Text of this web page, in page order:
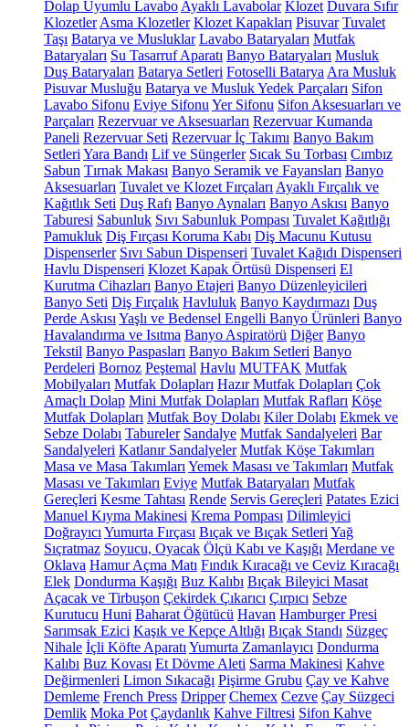
Dolap Uyumlu Lavabo Ayaklı Lavabolar Klozet Duvara Sıfır
Klozetler Asma Klozetler Klozet Kapakları Pisuvar Tuvalet
Taşı Batarya ve Musluklar Lavabo Bataryaları Mutfak
Bataryaları Su Tasarruf Aparatı Banyo Bataryaları Musluk
Duş Bataryaları Batarya Setleri Fotoselli Batarya Ara Musluk
Pisuvar Musluğu Batarya ve Musluk Yedek Parçaları Sifon
Lavabo Sifonu Eviye Sifonu Yer Sifonu Sifon Aksesuarları ve
Parçaları Rezervuar ve Aksesuarları Rezervuar Kumanda
Paneli Rezervuar Seti Rezervuar İç Takımı Banyo Bakım
Setleri Yara Bandı Lif ve Süngerler Sıcak Su Torbası Cımbız
Sabun Tırnak Makası Banyo Seramik ve Fayansları Banyo
Aksesuarları Tuvalet ve Klozet Fırçaları Ayaklı Fırçalık ve
Kağıtlık Seti Duş Rafı Banyo Aynaları Banyo Askısı Banyo
Taburesi Sabunluk Sıvı Sabunluk Pompası Tuvalet Kağıtlığı
Pamukluk Diş Fırçası Koruma Kabı Diş Macunu Kutusu
Dispenserler Sıvı Sabun Dispenseri Tuvalet Kağıdı Dispenseri
Havlu Dispenseri Klozet Kapak Örtüsü Dispenseri El
Kurutma Cihazları Banyo Etajeri Banyo Düzenleyicileri
Banyo Seti Diş Fırçalık Havluluk Banyo Kaydırmazı Duş
Perde Askısı Yaşlı ve Bedensel Engelli Banyo Ürünleri Banyo
Havalandırma ve Isıtma Banyo Aspiratörü Diğer Banyo
Tekstil Banyo Paspasları Banyo Bakım Setleri Banyo
Perdeleri Bornoz Peştemal Havlu MUTFAK Mutfak
Mobilyaları Mutfak Dolapları Hazır Mutfak Dolapları Çok
Amaçlı Dolap Mini Mutfak Dolapları Mutfak Rafları Köşe
Mutfak Dolapları Mutfak Boy Dolabı Kiler Dolabı Ekmek ve
Sebze Dolabı Tabureler Sandalye Mutfak Sandalyeleri Bar
Sandalyeleri Katlanır Sandalyeler Mutfak Köşe Takımları
Masa ve Masa Takımları Yemek Masası ve Takımları Mutfak
Masası ve Takımları Eviye Mutfak Bataryaları Mutfak
Gereçleri Kesme Tahtası Rende Servis Gereçleri Patates Ezici
Manuel Kıyma Makinesi Krema Pompası Dilimleyici
Doğrayıcı Yumurta Fırçası Bıçak ve Bıçak Setleri Yağ
Sıçratmaz Soyucu, Oyacak Ölçü Kabı ve Kaşığı Merdane ve
Oklava Hamur Açma Matı Fındık Kıracağı ve Ceviz Kıracağı
Elek Dondurma Kaşığı Buz Kalıbı Bıçak Bileyici Masat
Açacak ve Tirbuşon Çekirdek Çıkarıcı Çırpıcı Sebze
Kurutucu Huni Baharat Öğütücü Havan Hamburger Presi
Sarımsak Ezici Kaşık ve Kepçe Altlığı Bıçak Standı Süzgeç
Nihale İçli Köfte Aparatı Yumurta Zamanlayıcı Dondurma
Kalıbı Buz Kovası Et Dövme Aleti Sarma Makinesi Kahve
Değirmenleri Limon Sıkacağı Pişirme Grubu Çay ve Kahve
Demleme French Press Dripper Chemex Cezve Çay Süzgeci
Demlik Moka Pot Çaydanlık Kahve Filtresi Sifon Kahve